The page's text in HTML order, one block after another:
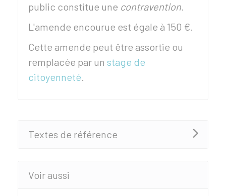
public constitue une contravention.
L'amende encourue est égale à 150 €.
Cette amende peut être assortie ou
remplacée par un stage de
citoyenneté.
Textes de référence
Voir aussi